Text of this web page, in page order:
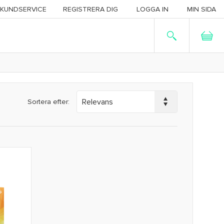
KUNDSERVICE REGISTRERA DIG LOGGA IN MIN SIDA
Sortera efter: